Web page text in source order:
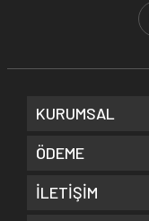
KURUMSAL
ÖDEME
İLETİŞİM